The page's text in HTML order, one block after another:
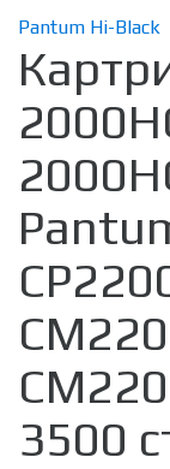
Pantum Hi-Black
3500